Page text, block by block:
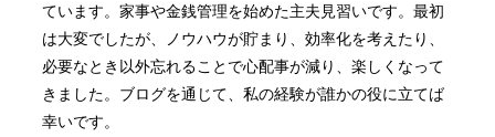
ています。家事や金銭管理を始めた主夫見習いです。最初
は大変でしたが、ノウハウが貯まり、効率化を考えたり、
必要なとき以外忘れることで心配事が減り、楽しくなって
きました。ブログを通じて、私の経験が誰かの役に立てば
幸いです。